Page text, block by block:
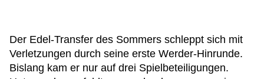
Der Edel-Transfer des Sommers schleppt sich mit
Verletzungen durch seine erste Werder-Hinrunde.
Bislang kam er nur auf drei Spielbeteiligungen.